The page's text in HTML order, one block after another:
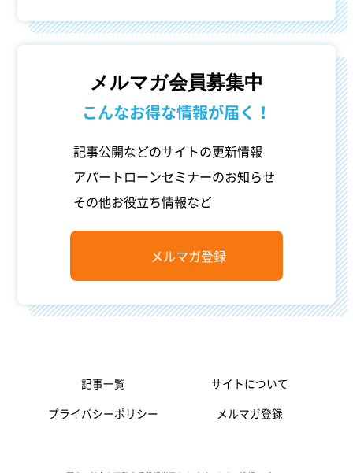
メルマガ会員募集中
こんなお得な情報が届く！
記事公開などのサイトの更新情報
アパートローンセミナーのお知らせ
その他お役立ち情報など
メルマガ登録
記事一覧
サイトについて
プライバシーポリシー
メルマガ登録